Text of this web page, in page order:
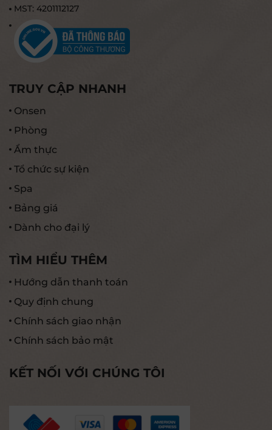
MST: 4201112127
TRUY CẬP NHANH
Onsen
Phòng
Ẩm thực
Tổ chức sự kiện
Spa
Bảng giá
Dành cho đại lý
TÌM HIỂU THÊM
Hướng dẫn thanh toán
Quy định chung
Chính sách giao nhận
Chính sách bảo mật
KẾT NỐI VỚI CHÚNG TÔI